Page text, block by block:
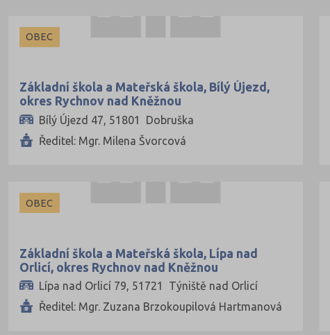
OBEC
Základní škola a Mateřská škola, Bílý Újezd,
okres Rychnov nad Kněžnou
Bílý Újezd 47, 51801 Dobruška
Ředitel: Mgr. Milena Švorcová
OBEC
Základní škola a Mateřská škola, Lípa nad
Orlicí, okres Rychnov nad Kněžnou
Lípa nad Orlicí 79, 51721 Týniště nad Orlicí
Ředitel: Mgr. Zuzana Brzokoupilová Hartmanová